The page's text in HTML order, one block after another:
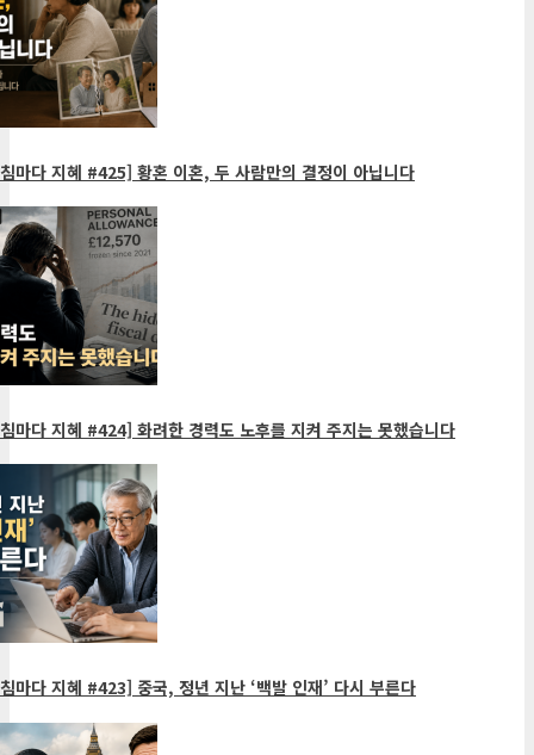
마다 지혜 #425] 황혼 이혼, 두 사람만의 결정이 아닙니다
마다 지혜 #424] 화려한 경력도 노후를 지켜 주지는 못했습니다
마다 지혜 #423] 중국, 정년 지난 ‘백발 인재’ 다시 부른다